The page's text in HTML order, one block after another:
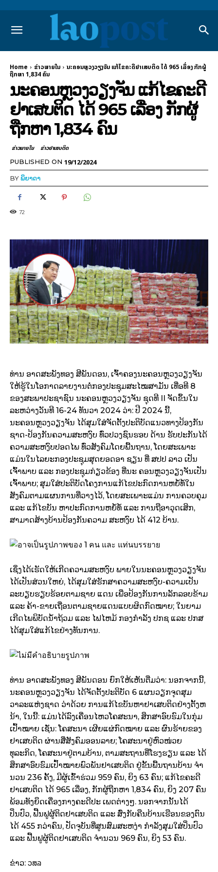
Home ຂ່າວພາຍ​ໃນ
ນະຄອນຫຼວງວຽງຈັນ ແກ້ໄຂຄະດີຢາເສບຕິດ ໄດ້ 965 ເລື່ອງ ກັກຜູ້
ຖືກຫາ 1,834 ຄົນ
ນະຄອນຫຼວງວຽງຈັນ ແກ້ໄຂຄະດີ
ຢາເສບຕິດ ໄດ້ 965 ເລື່ອງ ກັກຜູ້
ຖືກຫາ 1,834 ຄົນ
ຂ່າວພາຍ​ໃນ ຂ່າວຢາເສບຕິດ
PUBLISHED ON 19/12/2024
BYພິຍາດາ
72
ທ່ານ ອາດສະພັງທອງ ສີພັນດອນ, ເຈົ້າຄອງນະຄອນຫຼວງວຽງຈັນ
ໃຫ້ຮູ້ໃນໂອກາດລາຍງານຕໍ່ກອງປະຊຸມສະໄໝສາມັນ ເທື່ອທີ 8
ຂອງສະພາປະຊາຊົນ ນະຄອນຫຼວງວຽງຈັນ ຊຸດທີ II ຈັດຂຶ້ນໃນ
ລະຫວ່າງວັນທີ 16-24 ທັນວາ 2024 ວ່າ: ປີ 2024 ນີ້,
ນະຄອນຫຼວງວຽງຈັນ ໄດ້ສຸມໃສ່ຈັດຕັ້ງປະຕິບັດແນວທາງປ້ອງກັນ
ຊາດ-ປ້ອງກັນຄວາມສະຫງົບ ທົ່ວປວງຊົນຮອບ ດ້ານ ຮັບປະກັນໄດ້
ຄວາມສະຫງົບປອດໄພ ທົ່ວສັງຄົມໂດຍພື້ນຖານ, ໂດຍສະເພາະ
ແມ່ນໃນໄລຍະກອງປະຊຸມສຸດຍອດອາ ຊຽນ ທີ່ ສປປ ລາວ ເປັນ
ເຈົ້າພາບ ແລະ ກອງປະຊຸມກ່ຽວຂ້ອງ ທີ່ນະ ຄອນຫຼວງວຽງຈັນເປັນ
ເຈົ້າພາບ; ສຸມໃສ່ປະຕິບັດໂຄງການແກ້ໄຂປະກົດການຫຍໍ້ທໍ້ໃນ
ສັງຄົມຕາມແຜນການທີ່ວາງໄວ້, ໂດຍສະເພາະແມ່ນ ການຄວບຄຸມ
ແລະ ແກ້ໄຂບັນ ຫາປະກົດການຫຍໍ້ທໍ້ ແລະ ການຖືອາວຸດເສິກ,
ສາມາດສ້າງບ້ານປ້ອງກັນຄວາມ ສະຫງົບ ໄດ້ 412 ບ້ານ.
ເຊິ່ງໄດ້ເຮັດໃຫ້ເກີດຄວາມສະຫງົບ ພາຍໃນນະຄອນຫຼວງວຽງຈັນ
ໄດ້ເປັນສ່ວນໃຫຍ່, ໄດ້ສຸມໃສ່ຮັກສາຄວາມສະຫງົບ-ຄວາມເປັນ
ລະບຽບຮຽບຮ້ອຍຕາມຊາຍ ແດນ ເພື່ອປ້ອງກັນການລັກລອບຂ້າມ
ແລະ ຄ້າ-ຂາຍເຖື່ອນຕາມຊາຍແດນແບບຜິດກົດໝາຍ; ໃນຍາມ
ເກີດໄພພິບັດນໍ້າຖ້ວມ ແລະ ໄຟໄຫມ້ ກອງກໍາລັງ ປກຊ ແລະ ປກສ
ໄດ້ສຸມໃສ່ແກ້ໄຂຢ່າງທັນການ.
ທ່ານ ອາດສະພັງທອງ ສີພັນດອນ ຍົກໃຫ້ເຫັນຕື່ມວ່າ: ນອກຈາກນີ້,
ນະຄອນຫຼວງວຽງຈັນ ໄດ້ຈັດຕັ້ງປະຕິບັດ 6 ແຜນວຽກຈຸດສຸມ
ວາລະແຫ່ງຊາດ ວ່າດ້ວຍ ການແກ້ໄຂບັນຫາຢາເສບຕິດຢ່າງຕັ້ງຫ
ນ້າ, ໃນນີ້: ແມ່ນໄດ້ລົງເຄື່ອນໄຫວໂຄສະນາ, ສຶກສາອົບຮົມໃນກຸ່ມ
ເປົ້າໝາຍ ເຊັ່ນ: ໂຄສະນາ ເຜີຍແຜ່ກົດໝາຍ ແລະ ຜົນຮ້າຍຂອງ
ຢາເສບຕິດ ຜ່ານສື່ສັງຄົມອອນລາຍ; ໂຄສະນາຢູ່ຫົວໜ່ວຍ
ທຸລະກິດ, ໂຄສະນາຢູ່ຕາມບ້ານ, ຕາມສະຖານທີ່ໂຮງຮຽນ ແລະ ໄດ້
ສຶກສາອົບຮົມເປົ້າໝາຍພົວພັນຢາເສບຕິດ ຢູ່ຂັ້ນພື້ນຖານບ້ານ ຈໍາ
ນວນ 236 ຄັ້ງ, ມີຜູ້ເຂົ້າຮ່ວມ 959 ຄົນ, ຍິງ 63 ຄົນ; ແກ້ໄຂຄະດີ
ຢາເສບຕິດ ໄດ້ 965 ເລື່ອງ, ກັກຜູ້ຖືກຫາ 1,834 ຄົນ, ຍິງ 207 ຄົນ
ພ້ອມທັງຍຶດເຄື່ອງກາງຄະດີປະ ເພດຕ່າງໆ. ນອກຈາກນັ້ນໄດ້
ປິ່ນປົວ, ຟື້ນຟູຜູ້ຕິດຢາເສບຕິດ ແລະ ສົ່ງກັບຄືນບ້ານເຮືອນຂອງຕົນ
ໄດ້ 455 ກວ່າຄົນ, ປັດຈຸບັນທີ່ສູນສົມສະຫງ່າ ກໍາລັງສຸມໃສ່ປິ່ນປົວ
ແລະ ຟື້ນຟູຜູ້ຕິດຢາເສບຕິດ ຈໍານວນ 969 ຄົນ, ຍິງ 53 ຄົນ.
ຂ່າວ: ວສລ